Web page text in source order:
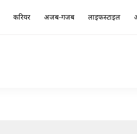
करियर अजब-गजब लाइफस्टाइल